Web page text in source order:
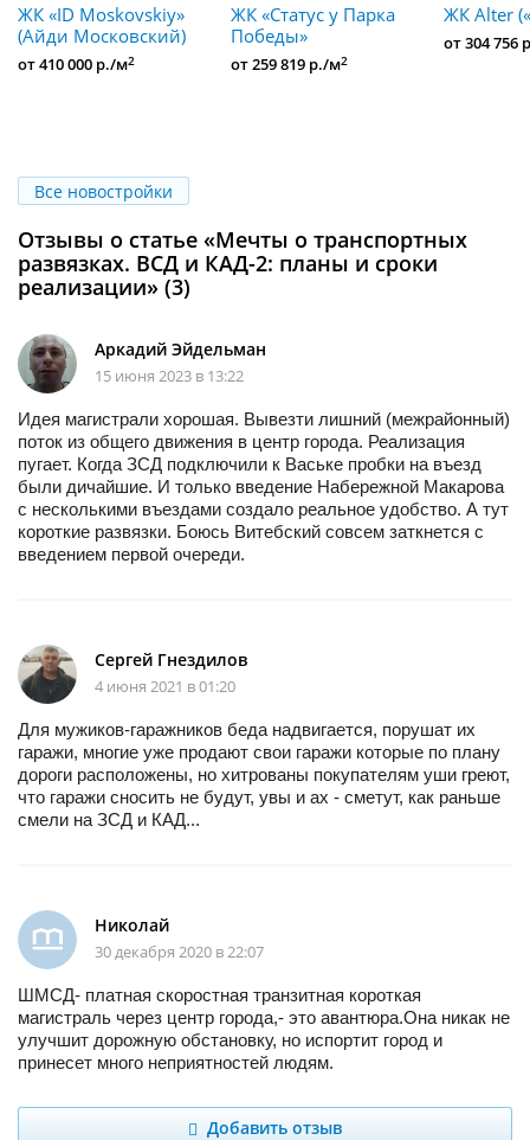
ЖК «ID Moskovskiy»
(Айди Московский)
от 410 000 р./м2
ЖК «Статус у Парка
Победы»
от 259 819 р./м2
ЖК Alter
от 304 756
Все новостройки
Отзывы о статье «Мечты о транспортных
развязках. ВСД и КАД-2: планы и сроки
реализации» (3)
Аркадий Эйдельман
15 июня 2023 в 13:22
Идея магистрали хорошая. Вывезти лишний (межрайонный)
поток из общего движения в центр города. Реализация
пугает. Когда ЗСД подключили к Ваське пробки на въезд
были дичайшие. И только введение Набережной Макарова
с несколькими въездами создало реальное удобство. А тут
короткие развязки. Боюсь Витебский совсем заткнется с
введением первой очереди.
Сергей Гнездилов
4 июня 2021 в 01:20
Для мужиков-гаражников беда надвигается, порушат их
гаражи, многие уже продают свои гаражи которые по плану
дороги расположены, но хитрованы покупателям уши греют,
что гаражи сносить не будут, увы и ах - сметут, как раньше
смели на ЗСД и КАД...
Николай
30 декабря 2020 в 22:07
ШМСД- платная скоростная транзитная короткая
магистраль через центр города,- это авантюра.Она никак не
улучшит дорожную обстановку, но испортит город и
принесет много неприятностей людям.
Добавить отзыв